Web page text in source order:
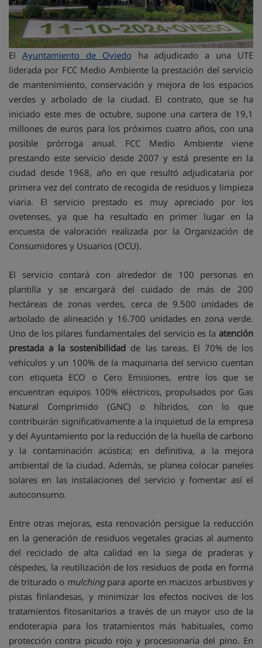
El Ayuntamiento de Oviedoha adjudicado a una UTE
liderada por FCC Medio Ambiente la prestación del servicio
de mantenimiento, conservación y mejora de los espacios
verdes y arbolado de la ciudad. El contrato, que se ha
iniciado este mes de octubre, supone una cartera de 19,1
millones de euros para los próximos cuatro años, con una
posible prórroga anual. FCC Medio Ambiente viene
prestando este servicio desde 2007 y está presente en la
ciudad desde 1968, año en que resultó adjudicataria por
primera vez del contrato de recogida de residuos y limpieza
viaria. El servicio prestado es muy apreciado por los
ovetenses, ya que ha resultado en primer lugar en la
encuesta de valoración realizada por la Organización de
Consumidores y Usuarios (OCU).
El servicio contará con alrededor de 100 personas en
plantilla y se encargará del cuidado de más de 200
hectáreas de zonas verdes, cerca de 9.500 unidades de
arbolado de alineación y 16.700 unidades en zona verde.
Uno de los pilares fundamentales del servicio es la atención
prestada a la sostenibilidad de las tareas. El 70% de los
vehículos y un 100% de la maquinaria del servicio cuentan
con etiqueta ECO o Cero Emisiones, entre los que se
encuentran equipos 100% eléctricos, propulsados por Gas
Natural Comprimido (GNC) o híbridos, con lo que
contribuirán significativamente a la inquietud de la empresa
y del Ayuntamiento por la reducción de la huella de carbono
y la contaminación acústica; en definitiva, a la mejora
ambiental de la ciudad. Además, se planea colocar paneles
solares en las instalaciones del servicio y fomentar así el
autoconsumo.
Entre otras mejoras, esta renovación persigue la reducción
en la generación de residuos vegetales gracias al aumento
del reciclado de alta calidad en la siega de praderas y
céspedes, la reutilización de los residuos de poda en forma
de triturado o mulching para aporte en macizos arbustivos y
pistas finlandesas, y minimizar los efectos nocivos de los
tratamientos fitosanitarios a través de un mayor uso de la
endoterapia para los tratamientos más habituales, como
protección contra picudo rojo y procesionaria del pino. En